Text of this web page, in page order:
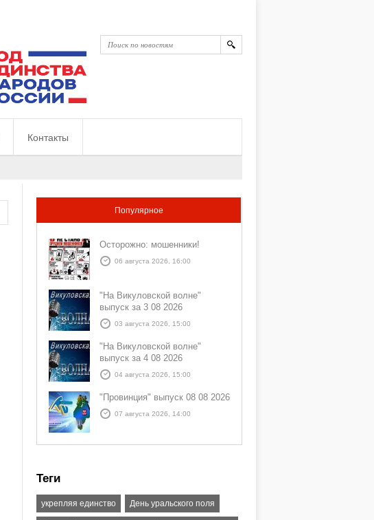
Контакты
Популярное
Осторожно: мошенники!
06 августа 2026, 16:00
"На Викуловской волне"
выпуск за 3 08 2026
03 августа 2026, 15:00
"На Викуловской волне"
выпуск за 4 08 2026
04 августа 2026, 15:00
"Провинция" выпуск 08 08 2026
07 августа 2026, 14:00
Теги
укрепляя единство День уральского поля